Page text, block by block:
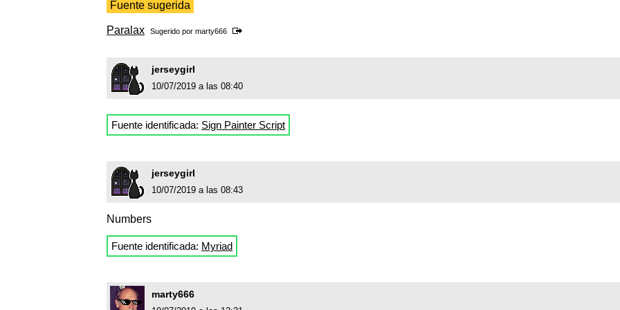
Fuente sugerida
Paralax Sugerido por marty666
jerseygirl
10/07/2019 a las 08:40
Fuente identificada: Sign Painter Script
jerseygirl
10/07/2019 a las 08:43
Numbers
Fuente identificada: Myriad
marty666